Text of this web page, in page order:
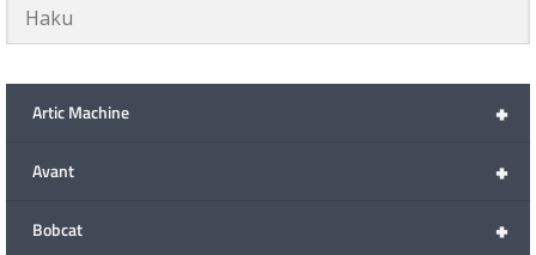
+
Artic Machine
+
Avant
+
Bobcat